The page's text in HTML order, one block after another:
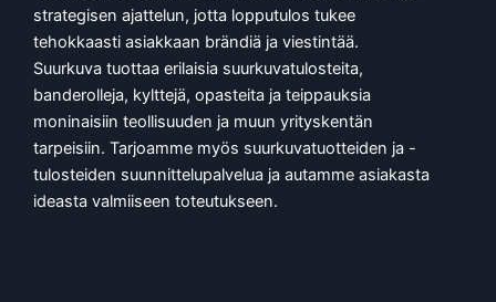
strategisen ajattelun, jotta lopputulos tukee
tehokkaasti asiakkaan brändiä ja viestintää.
Suurkuva tuottaa erilaisia suurkuvatulosteita,
banderolleja, kylttejä, opasteita ja teippauksia
moninaisiin teollisuuden ja muun yrityskentän
tarpeisiin. Tarjoamme myös suurkuvatuotteiden ja -
tulosteiden suunnittelupalvelua ja autamme asiakasta
ideasta valmiiseen toteutukseen.